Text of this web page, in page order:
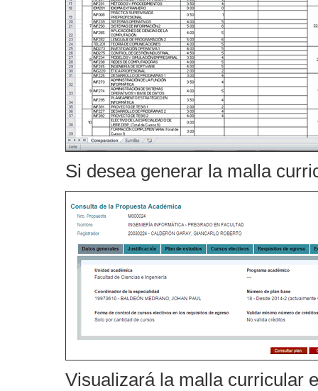
Si desea generar la malla
Visualizará la malla curricular